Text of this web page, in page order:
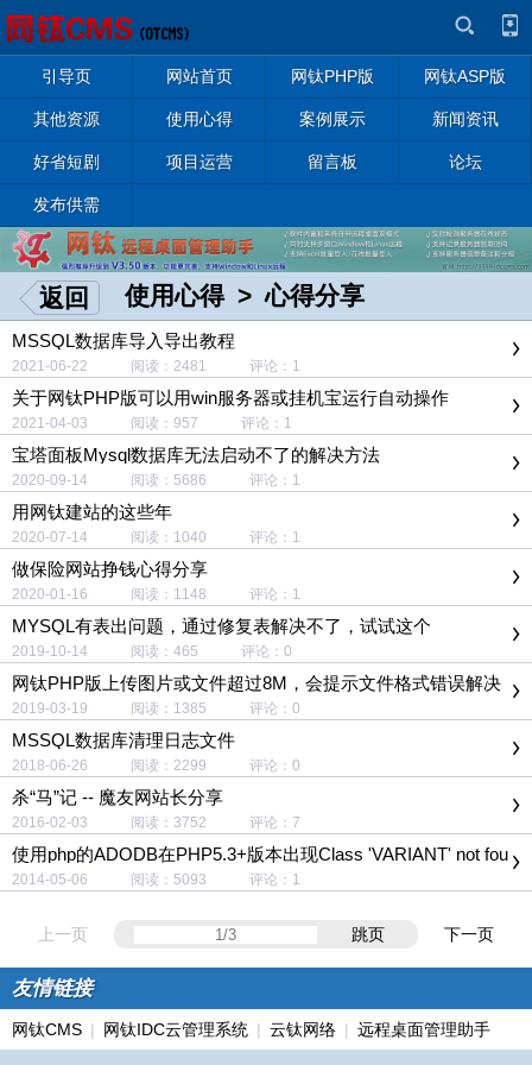
引导页 网站首页 网钛PHP版 网钛ASP版
其他资源 使用心得 案例展示 新闻资讯
好省短剧 项目运营 留言板 论坛
发布供需
返回 使用心得>心得分享
MSSQL数据库导入导出教程
2021-06-22 阅读：2481 评论：1
关于网钛PHP版可以用win服务器或挂机宝运行自动操作
2021-04-03 阅读：957 评论：1
宝塔面板Mysql数据库无法启动不了的解决方法
2020-09-14 阅读：5686 评论：1
用网钛建站的这些年
2020-07-14 阅读：1040 评论：1
做保险网站挣钱心得分享
2020-01-16 阅读：1148 评论：1
MYSQL有表出问题，通过修复表解决不了，试试这个
2019-10-14 阅读：465 评论：0
网钛PHP版上传图片或文件超过8M，会提示文件格式错误解决
办法
2019-03-19 阅读：1385 评论：0
MSSQL数据库清理日志文件
2018-06-26 阅读：2299 评论：0
杀“马”记 -- 魔友网站长分享
2016-02-03 阅读：3752 评论：7
使用php的ADODB在PHP5.3+版本出现Class 'VARIANT' not fou
nd错误的解决方案
2014-05-06 阅读：5093 评论：1
上一页 跳页 下一页
友情链接
网钛CMS | 网钛IDC云管理系统 | 云钛网络 | 远程桌面管理助手